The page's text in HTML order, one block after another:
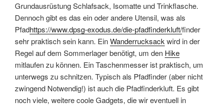
Grundausrüstung Schlafsack, Isomatte und Trinkflasche.
Dennoch gibt es das ein oder andere Utensil, was als
Pfadhttps://www.dpsg-exodus.de/die-pfadfinderkluft/finder
sehr praktisch sein kann. EinWanderrucksack wird in der
Regel auf dem Sommerlager benötigt, um den Hike
mitlaufen zu können. Ein Taschenmesser ist praktisch, um
unterwegs zu schnitzen. Typisch als Pfadfinder (aber nicht
zwingend Notwendig!) ist auch die Pfadfinderkluft. Es gibt
noch viele, weitere coole Gadgets, die wir eventuell in